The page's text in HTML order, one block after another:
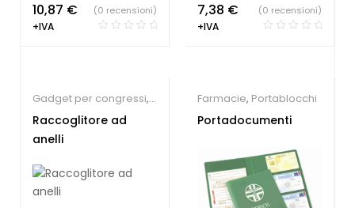
10,87 €
+IVA
(0 recensioni) 7,38 €
+IVA
(0 recensioni)
Gadget per congressi,
Sindacati,Portablocchi
Raccoglitore ad
anelli
Farmacie, Portablocchi
Portadocumenti